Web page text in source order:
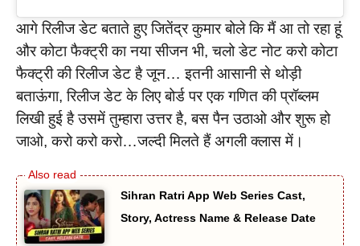
आगे रिलीज डेट बताते हुए जितेंद्र कुमार बोले कि मैं आ तो रहा हूं
और कोटा फैक्ट्री का नया सीजन भी, चलो डेट नोट करो कोटा
फैक्ट्री की रिलीज डेट है जून… इतनी आसानी से थोड़ी
बताऊंगा, रिलीज डेट के लिए बोर्ड पर एक गणित की प्रॉब्लम
लिखी हुई है उसमें तुम्हारा उत्तर है, बस पैन उठाओ और शुरू हो
जाओ, करो करो करो…जल्दी मिलते हैं अगली क्लास में।
Sihran Ratri App Web Series Cast,
Story, Actress Name & Release Date